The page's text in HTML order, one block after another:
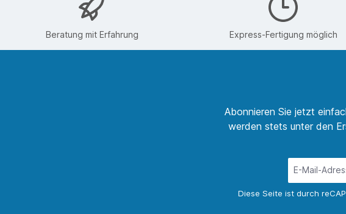
Beratung mit Erfahrung Express-Fertigung möglich
Abonnieren Sie jetzt
werden stets unter den
Diese Seite ist durch